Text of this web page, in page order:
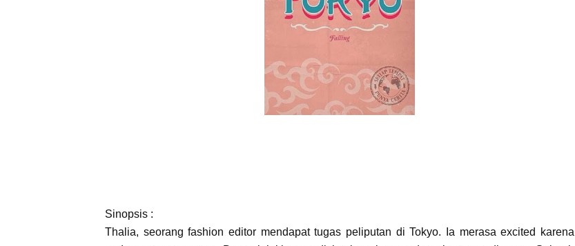
Sinopsis :
Thalia, seorang fashion editor mendapat tugas peliputan di Tokyo. Ia merasa excited karena